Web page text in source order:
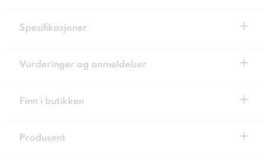
Spesifikasjoner +
Vurderinger og anmeldelser +
Finn i butikken +
Produsent +